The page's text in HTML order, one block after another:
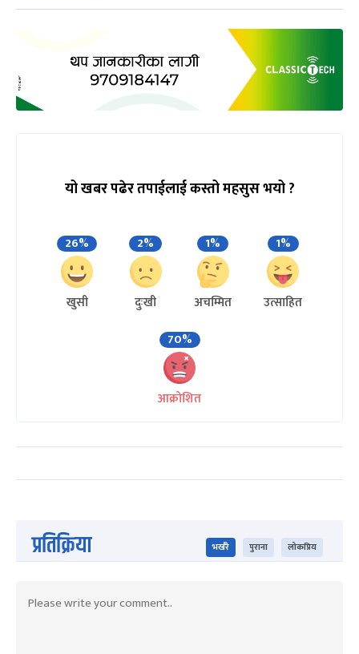
यो खबर पढेर तपाईलाई कस्तो महसुस भयो ?
26%
खुसी
2%
दुःखी
1%
अचम्मित
1%
उत्साहित
70%
आक्रोशित
प्रतिक्रिया भर्खरै पुराना लोकप्रिय